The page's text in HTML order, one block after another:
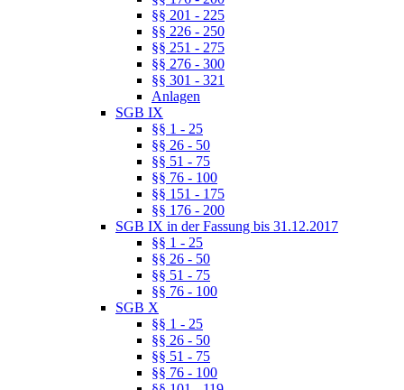
§§ 201 - 225
§§ 226 - 250
§§ 251 - 275
§§ 276 - 300
§§ 301 - 321
Anlagen
SGB IX
§§ 1 - 25
§§ 26 - 50
§§ 51 - 75
§§ 76 - 100
§§ 151 - 175
§§ 176 - 200
SGB IX in der Fassung bis 31.12.2017
§§ 1 - 25
§§ 26 - 50
§§ 51 - 75
§§ 76 - 100
SGB X
§§ 1 - 25
§§ 26 - 50
§§ 51 - 75
§§ 76 - 100